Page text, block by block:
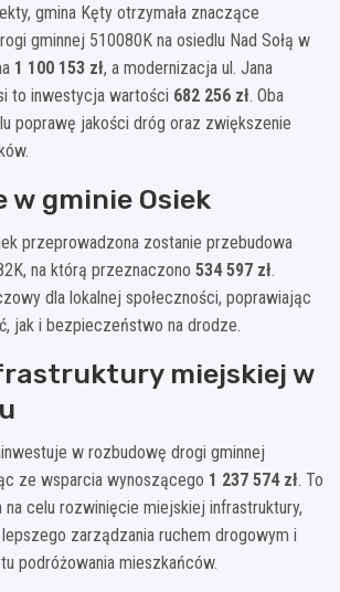
gmina Kęty otrzymała znaczące
gminnej 510080K na osiedlu Nad Sołą w
1 100 153 zł, a modernizacja ul. Jana
to inwestycja wartości 682 256 zł. Oba
poprawę jakości dróg oraz zwiększenie
w gminie Osiek
przeprowadzona zostanie przebudowa
na którą przeznaczono 534 597 zł.
dla lokalnej społeczności, poprawiając
jak i bezpieczeństwo na drodze.
miejskiej w
w rozbudowę drogi gminnej
ze wsparcia wynoszącego 1 237 574 zł. To
celu rozwinięcie miejskiej infrastruktury,
zarządzania ruchem drogowym i
podróżowania mieszkańców.